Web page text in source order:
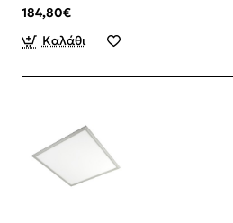
184,80€
Καλάθι